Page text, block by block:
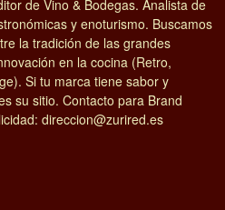
de Vino & Bodegas. Analista de
y enoturismo. Buscamos
la tradición de las grandes
en la cocina (Retro,
Si tu marca tiene sabor y
su sitio. Contacto para Brand
direccion@zurired.es